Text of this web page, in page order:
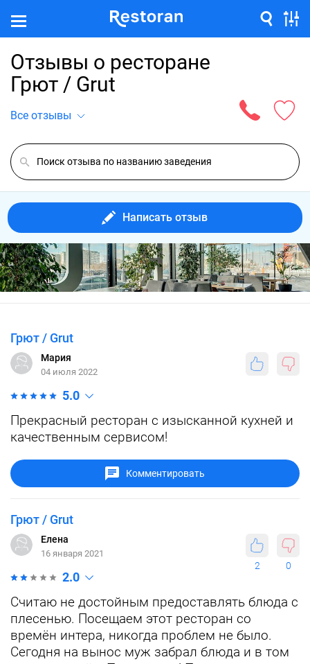
Отзывы о ресторане
Грют / Grut
Все отзывы
Написать отзыв
Грют / Grut
Мария
04 июля 2022
5.0
Прекрасный ресторан с изысканной кухней и
качественным сервисом!
Комментировать
Грют / Grut
2 0
Елена
16 января 2021
2.0
Считаю не достойным предоставлять блюда с
плесенью. Посещаем этот ресторан со
времён интера, никогда проблем не было.
Сегодня на вынос муж забрал блюда и в том